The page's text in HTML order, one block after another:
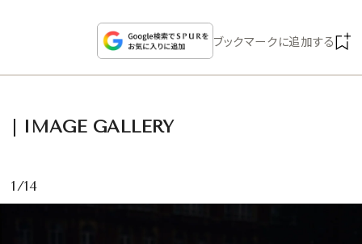
WEDDING
SDGs
MAGAZINE
ブックマークに追加する
IMAGE GALLERY
1/14